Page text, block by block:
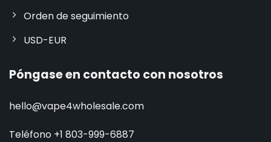
Orden de seguimiento
USD-EUR
Póngase en contacto con nosotros
hello@vape4wholesale.com
Teléfono +1 803-999-6887